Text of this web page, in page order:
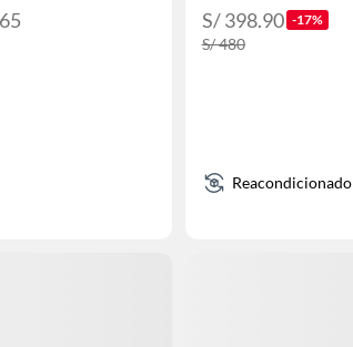
S/ 398.90 -17%
S/ 480
Reacondicionado